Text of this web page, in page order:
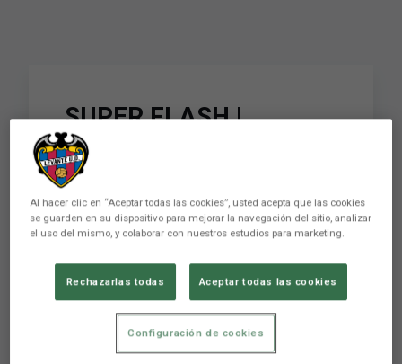
SUPER FLASH |
Morales: "Es una
lástima no haber
podido regalarle una
victoria a nuestra
afición"
SUPER FLASH | Morales: "Es una lástima no
Al hacer clic en “Aceptar todas las cookies”, usted acepta que las cookies
se guarden en su dispositivo para mejorar la navegación del sitio, analizar
el uso del mismo, y colaborar con nuestros estudios para marketing.
Rechazarlas todas Aceptar todas las cookies
Configuración de cookies